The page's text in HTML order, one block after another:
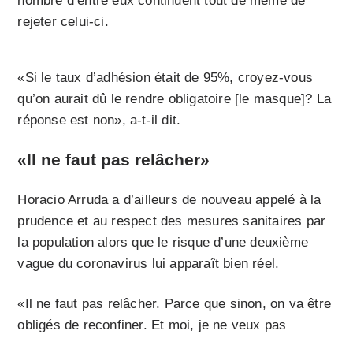
rejeter celui-ci.
«Si le taux d’adhésion était de 95%, croyez-vous
qu’on aurait dû le rendre obligatoire [le masque]? La
réponse est non», a-t-il dit.
«Il ne faut pas relâcher»
Horacio Arruda a d’ailleurs de nouveau appelé à la
prudence et au respect des mesures sanitaires par
la population alors que le risque d’une deuxième
vague du coronavirus lui apparaît bien réel.
«Il ne faut pas relâcher. Parce que sinon, on va être
obligés de reconfiner. Et moi, je ne veux pas